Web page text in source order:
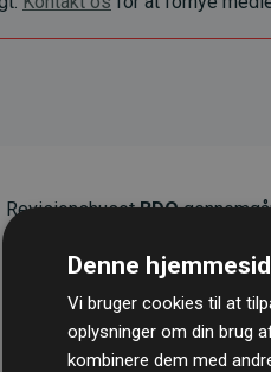
RevisionshusetBDO
gennemsnit kompenserer for
CO₂-udledninger .
Denne
Vi bruger cookies til at
oplysninger om din brug
kombinere dem med